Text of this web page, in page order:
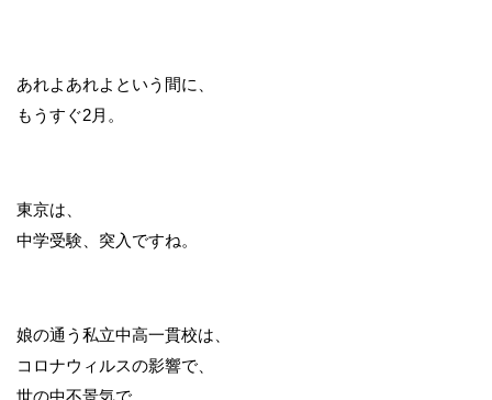
あれよあれよという間に、
もうすぐ2月。
東京は、
中学受験、突入ですね。
娘の通う私立中高一貫校は、
コロナウィルスの影響で、
世の中不景気で